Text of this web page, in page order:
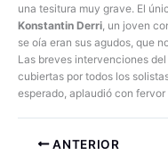
una tesitura muy grave. El
Konstantin Derri, un joven
se oía eran sus agudos, que
Las breves intervenciones
cubiertas por todos los
esperado, aplaudió con
ANTERIOR